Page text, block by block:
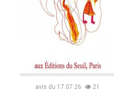
avis du 17.07.26 21